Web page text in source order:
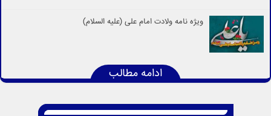
ویژه نامه ولادت امام علی (علیه السلام)
ادامه مطالب